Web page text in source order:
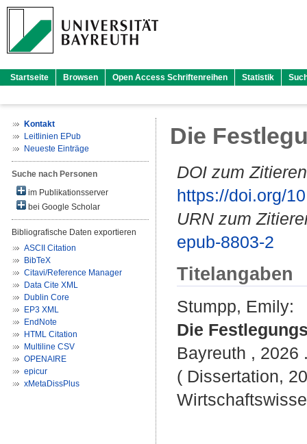
Startseite Browsen Open Access Schriftenreihen Statistik
Kontakt
Leitlinien EPub
Neueste Einträge
Suche nach Personen
im Publikationsserver
bei Google Scholar
Bibliografische Daten exportieren
ASCII Citation
BibTeX
Citavi/Reference Manager
Data Cite XML
Dublin Core
EP3 XML
EndNote
HTML Citation
Multiline CSV
OPENAIRE
epicur
xMetaDissPlus
Die
DOI zum
https://doi.org/
URN zum
epub-8803-2
Titelangaben
Stumpp, Emily:
Die
Bayreuth , 2026
( Dissertation,